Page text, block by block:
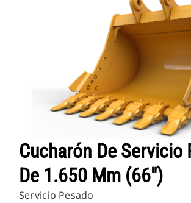
Cucharón De Servicio
De 1.650 Mm (66")
Servicio Pesado